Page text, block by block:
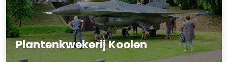
Plantenkwekerij Koolen